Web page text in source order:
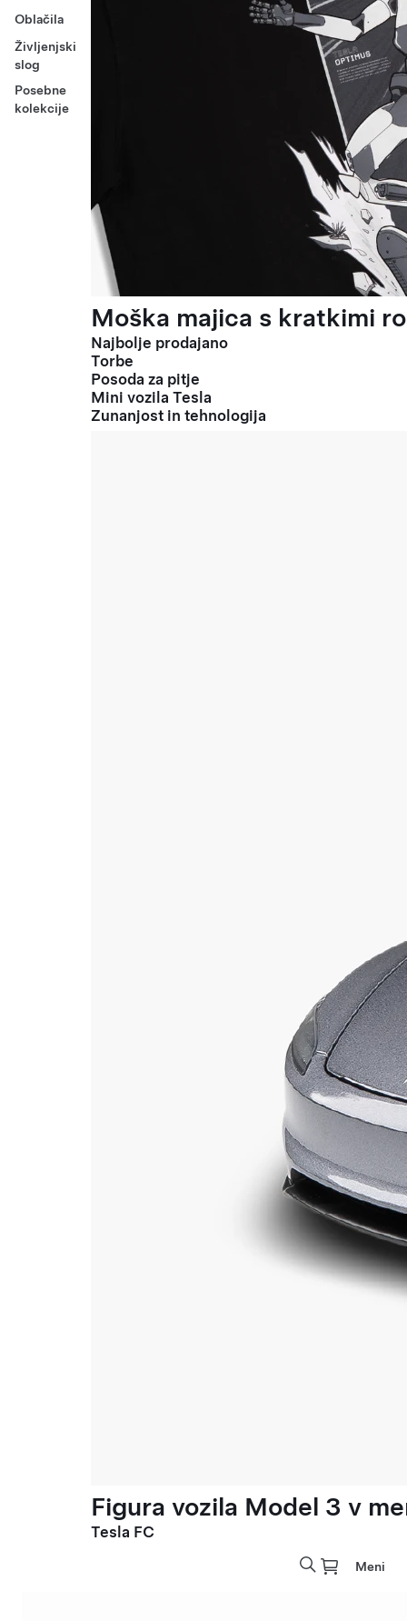
Oblačila
Življenjski
slog
Posebne
kolekcije
Moška majica s kratkimi
Najbolje prodajano
Torbe
Posoda za pitje
Mini vozila Tesla
Zunanjost in tehnologija
Figura vozila Model 3 v
Tesla FC
Meni